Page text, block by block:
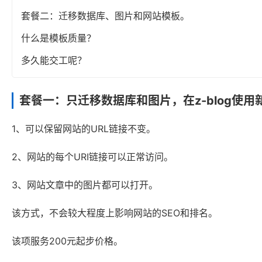
套餐二：迁移数据库、图片和网站模板。
什么是模板质量？
多久能交工呢？
套餐一：只迁移数据库和图片，在z-blog使用
1、可以保留网站的URL链接不变。
2、网站的每个URI链接可以正常访问。
3、网站文章中的图片都可以打开。
该方式，不会较大程度上影响网站的SEO和排名。
该项服务200元起步价格。